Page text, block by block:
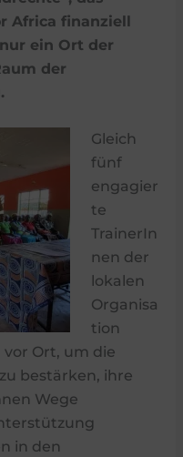
Africa finanziell
ein Ort der
der
Gleich
fünf
engagier
te
TrainerIn
nen der
lokalen
Organisa
tion
vor Ort, um die
bestärken, ihre
Wege
in den